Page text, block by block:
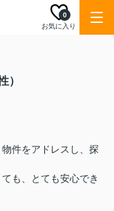
お気に入り
0
）
件をアドレスし、探
も、とても安心でき